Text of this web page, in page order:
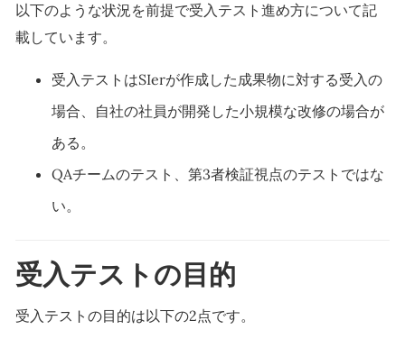
以下のような状況を前提で受入テスト進め方について記
載しています。
受入テストはSIerが作成した成果物に対する受入の
場合、自社の社員が開発した小規模な改修の場合が
ある。
QAチームのテスト、第3者検証視点のテストではな
い。
受入テストの目的
受入テストの目的は以下の2点です。